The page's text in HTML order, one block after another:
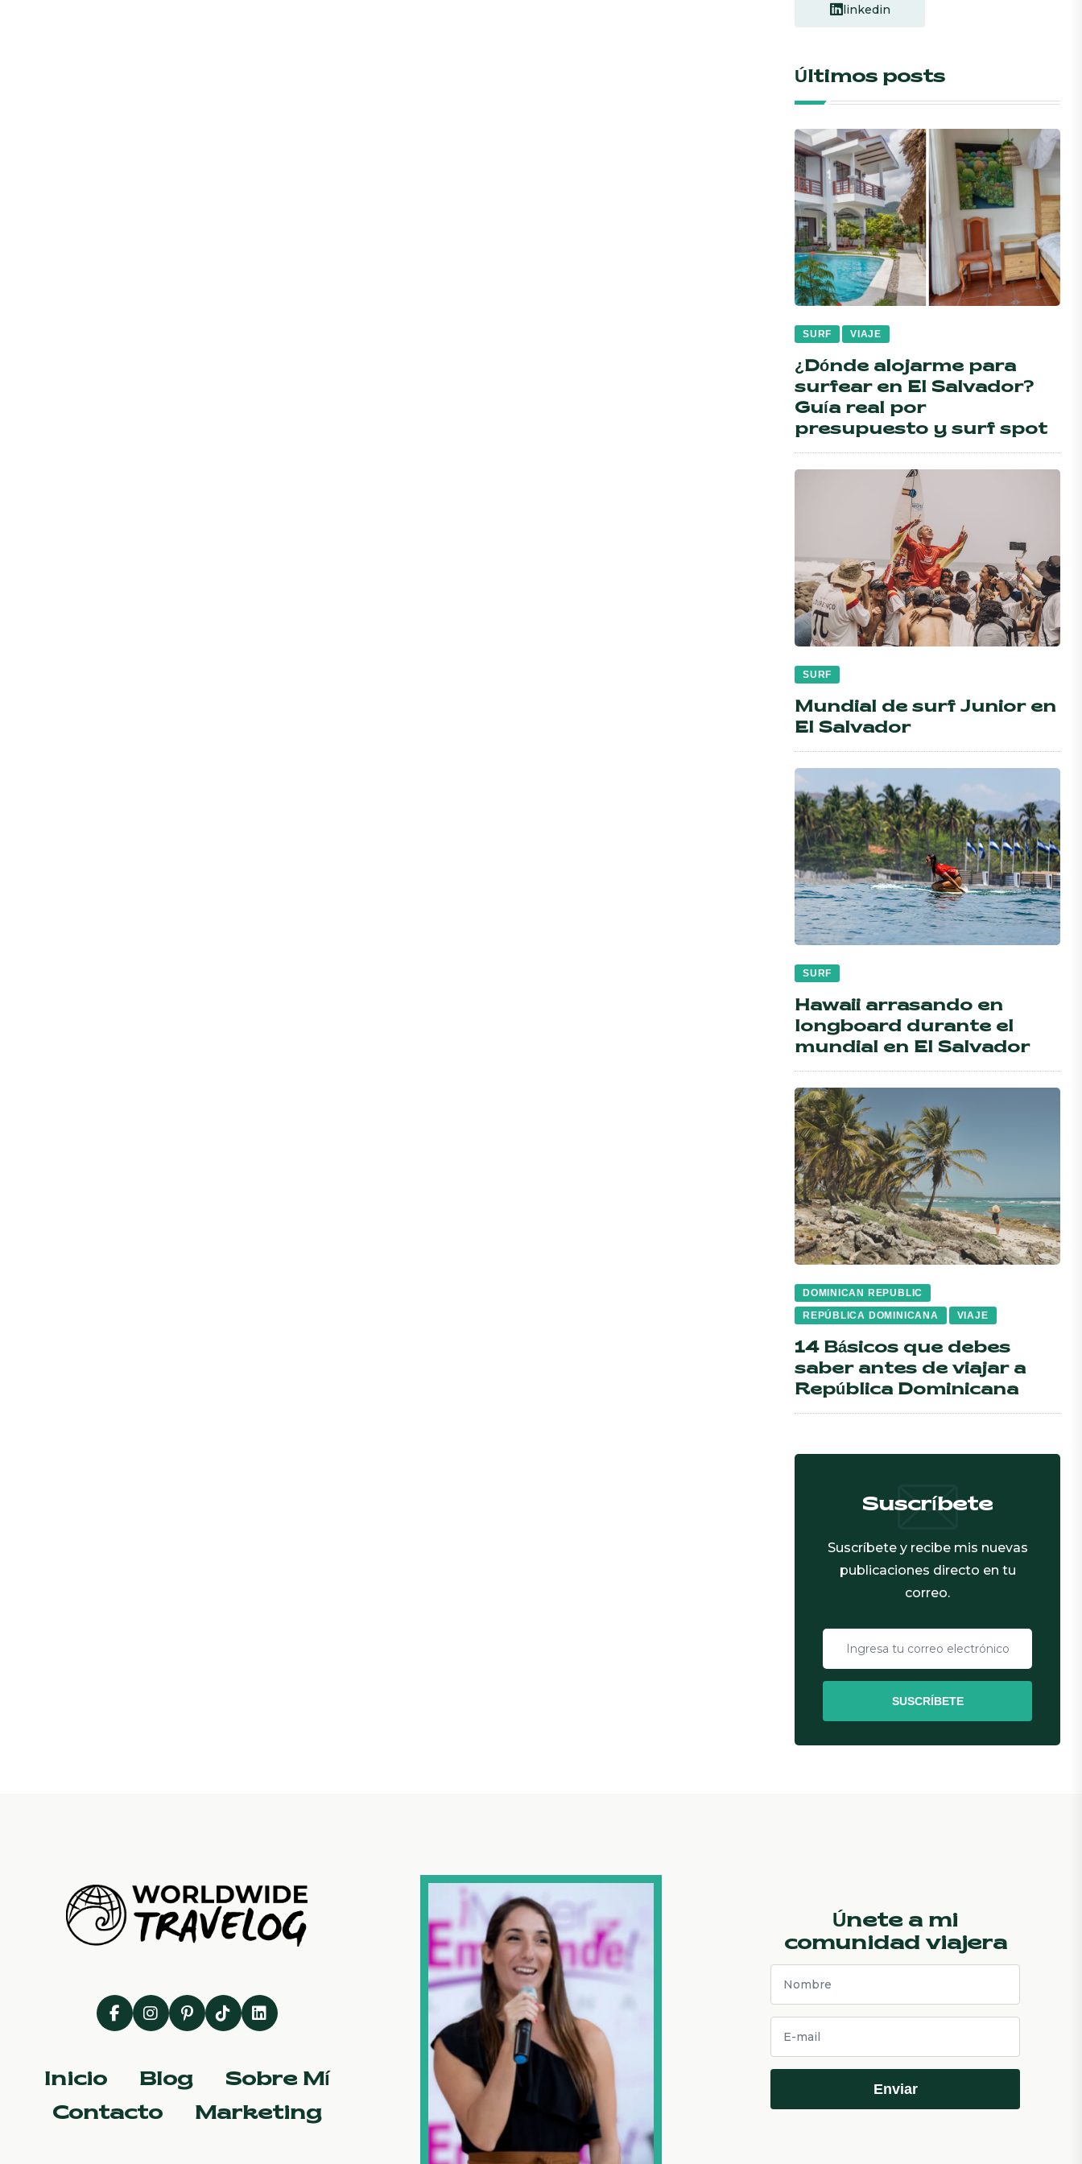
linkedin
Últimos posts
SURF VIAJE
¿Dónde alojarme para
surfear en El Salvador?
Guía real por
presupuesto y surf spot
SURF
Mundial de surf Junior en
El Salvador
SURF
Hawaii arrasando en
longboard durante el
mundial en El Salvador
DOMINICAN REPUBLIC
REPÚBLICA DOMINICANA
VIAJE
14 Básicos que debes
saber antes de viajar a
República Dominicana
Suscríbete
Suscríbete y recibe mis nuevas
publicaciones directo en tu
correo.
SUSCRÍBETE
Inicio Blog
Sobre Mí
Contacto
Marketing
Únete a mi
comunidad viajera
Enviar